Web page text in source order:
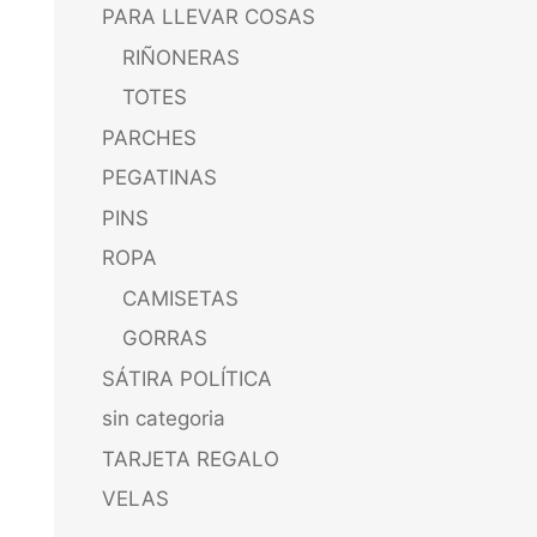
PARA LLEVAR COSAS
RIÑONERAS
TOTES
PARCHES
PEGATINAS
PINS
ROPA
CAMISETAS
GORRAS
SÁTIRA POLÍTICA
sin categoria
TARJETA REGALO
VELAS